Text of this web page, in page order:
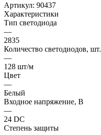
Артикул: 90437
Характеристики
Тип светодиода
—
2835
Количество светодиодов, шт.
—
128 шт/м
Цвет
—
Белый
Входное напряжение, В
—
24 DC
Степень защиты